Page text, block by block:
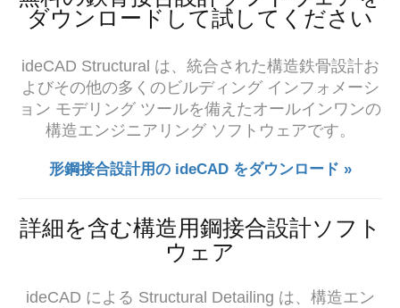
ダウンロードして試してください
ideCAD Structural は、統合された構造鉄骨設計お
よびその他の多くのビルディング インフォメーシ
ョン モデリング ツールを備えたオールインワンの
構造エンジニアリング ソフトウェアです。
形鋼接合設計用の ideCAD をダウンロード »
詳細を含む構造用鋼接合設計ソフト
ウェア
ideCAD による Structural Detailing は、構造エン